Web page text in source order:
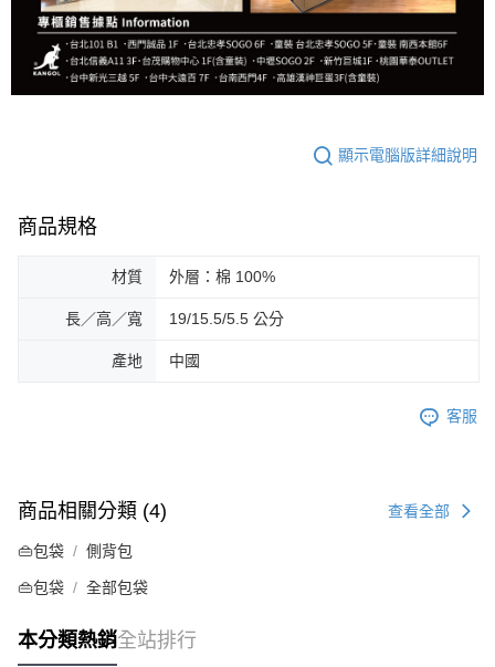
顯示電腦版詳細說明
商品規格
材質 外層：棉 100%
長／高／寬 19/15.5/5.5 公分
產地 中國
客服
商品相關分類 (4) 查看全部
👜包袋 側背包
👜包袋 全部包袋
本分類熱銷全站排行